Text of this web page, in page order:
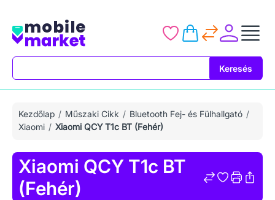
Keresés
Kezdőlap Műszaki Cikk
Bluetooth Fej- és Fülhallgató
Xiaomi
Xiaomi QCY T1c BT (Fehér)
Xiaomi QCY T1c BT
(Fehér)